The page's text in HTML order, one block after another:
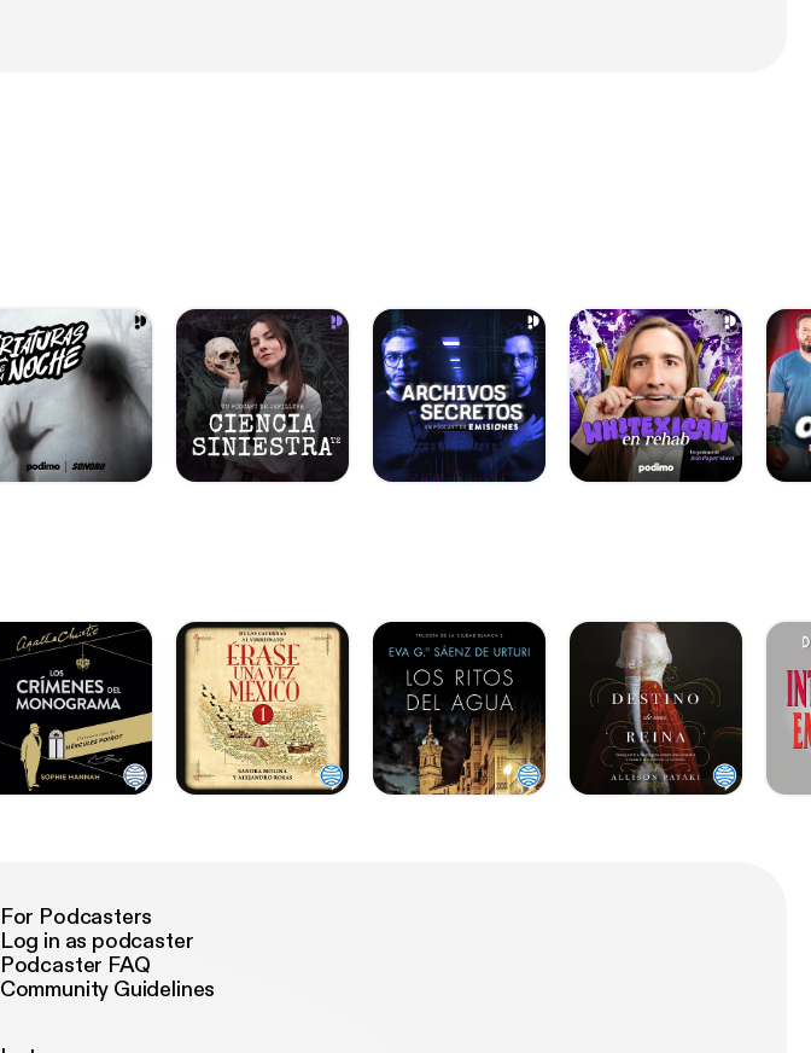
For Podcasters
Log in as podcaster
Podcaster FAQ
Community Guidelines